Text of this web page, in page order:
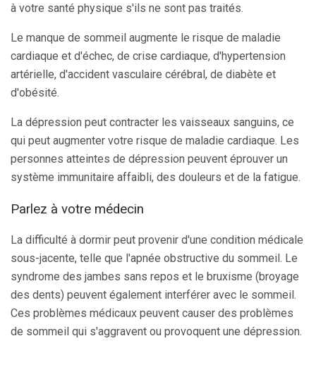
à votre santé physique s'ils ne sont pas traités.
Le manque de sommeil augmente le risque de maladie
cardiaque et d'échec, de crise cardiaque, d'hypertension
artérielle, d'accident vasculaire cérébral, de diabète et
d'obésité.
La dépression peut contracter les vaisseaux sanguins, ce
qui peut augmenter votre risque de maladie cardiaque. Les
personnes atteintes de dépression peuvent éprouver un
système immunitaire affaibli, des douleurs et de la fatigue.
Parlez à votre médecin
La difficulté à dormir peut provenir d'une condition médicale
sous-jacente, telle que l'apnée obstructive du sommeil. Le
syndrome des jambes sans repos et le bruxisme (broyage
des dents) peuvent également interférer avec le sommeil.
Ces problèmes médicaux peuvent causer des problèmes
de sommeil qui s'aggravent ou provoquent une dépression.